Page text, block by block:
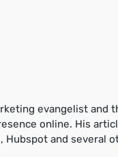
evangelist and
online. His
Hubspot and several